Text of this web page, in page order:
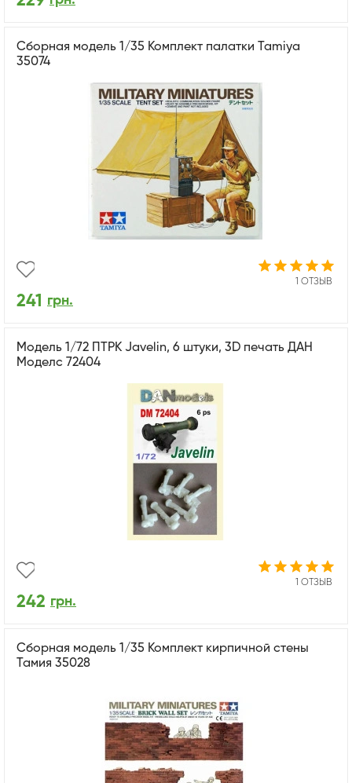
Сборная модель 1/35 Комплект палатки Tamiya
35074
1 ОТЗЫВ
241 грн.
Модель 1/72 ПТРК Javelin, 6 штуки, 3D печать ДАН
Моделс 72404
1 ОТЗЫВ
242 грн.
Сборная модель 1/35 Комплект кирпичной стены
Тамия 35028